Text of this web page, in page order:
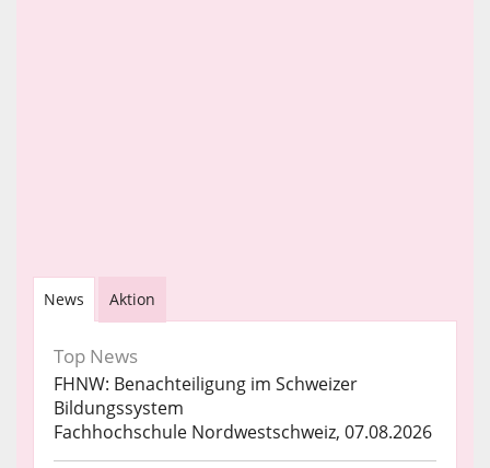
News Aktion
Top News
FHNW: Benachteiligung im Schweizer
Bildungssystem
Fachhochschule Nordwestschweiz, 07.08.2026